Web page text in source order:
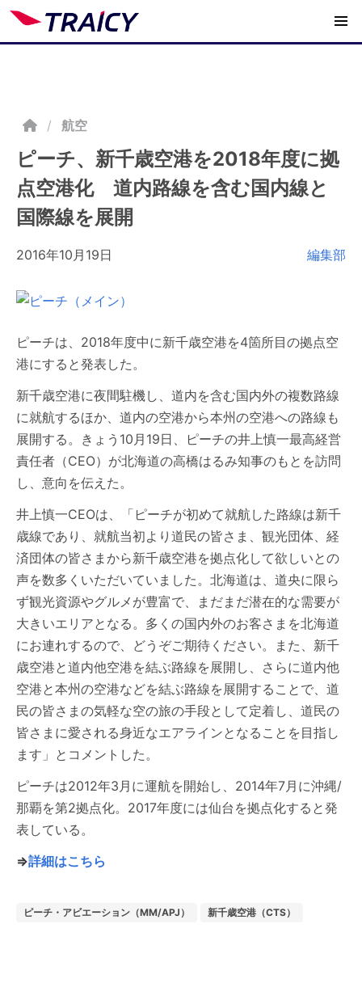
/ 航空
ピーチ、新千歳空港を2018年度に拠
点空港化 道内路線を含む国内線と
国際線を展開
2016年10月19日 編集部
ピーチは、2018年度中に新千歳空港を4箇所目の拠点空
港にすると発表した。
新千歳空港に夜間駐機し、道内を含む国内外の複数路線
に就航するほか、道内の空港から本州の空港への路線も
展開する。きょう10月19日、ピーチの井上慎一最高経営
責任者（CEO）が北海道の高橋はるみ知事のもとを訪問
し、意向を伝えた。
井上慎一CEOは、「ピーチが初めて就航した路線は新千
歳線であり、就航当初より道民の皆さま、観光団体、経
済団体の皆さまから新千歳空港を拠点化して欲しいとの
声を数多くいただいていました。北海道は、道央に限ら
ず観光資源やグルメが豊富で、まだまだ潜在的な需要が
大きいエリアとなる。多くの国内外のお客さまを北海道
にお連れするので、どうぞご期待ください。また、新千
歳空港と道内他空港を結ぶ路線を展開し、さらに道内他
空港と本州の空港などを結ぶ路線を展開することで、道
民の皆さまの気軽な空の旅の手段として定着し、道民の
皆さまに愛される身近なエアラインとなることを目指し
ます」とコメントした。
ピーチは2012年3月に運航を開始し、2014年7月に沖縄/
那覇を第2拠点化。2017年度には仙台を拠点化すると発
表している。
⇒詳細はこちら
ピーチ・アビエーション（MM/APJ） 新千歳空港（CTS）